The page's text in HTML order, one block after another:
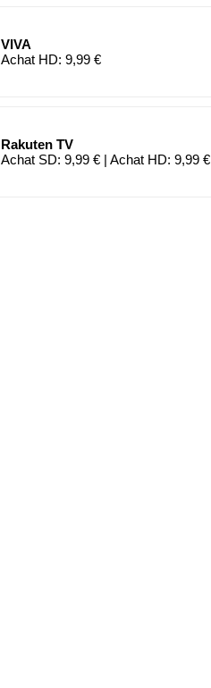
VIVA
Achat HD: 9,99 €
Rakuten TV
Achat SD: 9,99 € | Achat HD: 9,99 €